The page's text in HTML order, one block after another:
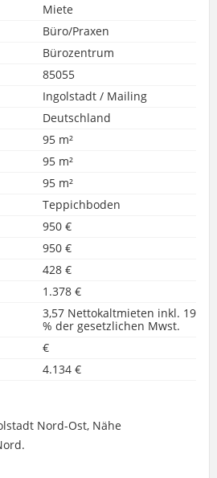
Miete
Büro/Praxen
Bürozentrum
85055
Ingolstadt / Mailing
Deutschland
95 m²
95 m²
95 m²
Teppichboden
950 €
950 €
428 €
1.378 €
3,57 Nettokaltmieten inkl. 19
% der gesetzlichen Mwst.
€
4.134 €
Nord-Ost, Nähe